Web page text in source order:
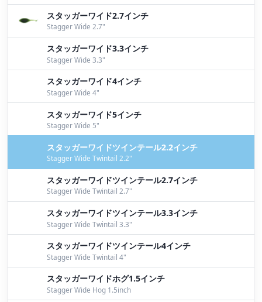
フィッシングショー2017の続き！ワイド編その1
Itayama
2016年房総チャプターを振り返る！
MACCA入魂フィッシュby Yokoyama
９月２日桧原湖ガイドby Bomber
JB桧原湖第３戦by Bomber
JB桧原湖第３戦前プラ編by Bomber
ワイドキャロby Bomber
８月２１日桧原湖ガイドby Bomber
８月２０日桧原湖ガイド by Bomber
by Bomber
８月１６日桧原湖ガイドby Bomber
ワイドキャロby Bomber
スタッガーワイド2.7インチ
Stagger Wide 2.7"
スタッガーワイド3.3インチ
Stagger Wide 3.3"
スタッガーワイド4インチ
Stagger Wide 4"
スタッガーワイド5インチ
Stagger Wide 5"
スタッガーワイドツインテール2.2インチ
Stagger Wide Twintail 2.2"
スタッガーワイドツインテール2.7インチ
Stagger Wide Twintail 2.7"
スタッガーワイドツインテール3.3インチ
Stagger Wide Twintail 3.3"
スタッガーワイドツインテール4インチ
Stagger Wide Twintail 4"
スタッガーワイドホグ1.5インチ
Stagger Wide Hog 1.5inch